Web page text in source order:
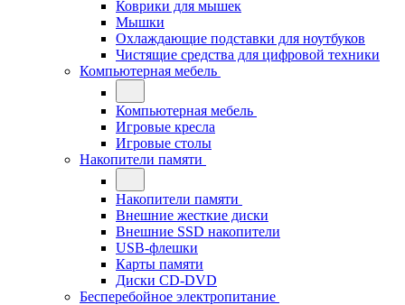
Коврики для мышек
Мышки
Охлаждающие подставки для ноутбуков
Чистящие средства для цифровой техники
Компьютерная мебель
Компьютерная мебель
Игровые кресла
Игровые столы
Накопители памяти
Накопители памяти
Внешние жесткие диски
Внешние SSD накопители
USB-флешки
Карты памяти
Диски CD-DVD
Бесперебойное электропитание